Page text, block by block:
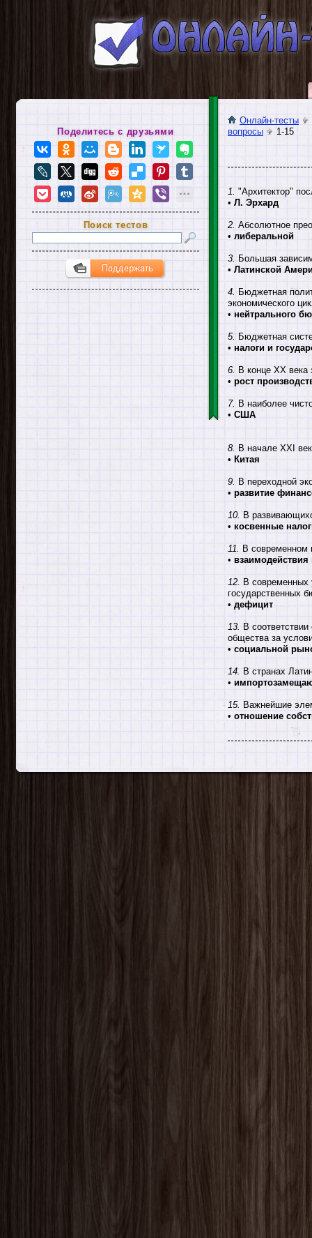
Онлайн-тесты
вопросы
1-15
1. "Архитектор"
• Л. Эрхард
2. Абсолютное
• либеральной
3. Большая
• Латинской
4. Бюджетная
экономического
• нейтрального
5. Бюджетная
• налоги и
6. В конце ХХ века
• рост
7. В наиболее
• США
8. В начале XXI
• Китая
9. В переходной
• развитие
10. В
• косвенные
11.
В современном
• взаимодействия
12. В современных
государственных
• дефицит
13. В
общества за
• социальной
14. В странах
•
15. Важнейшие
• отношение
Поделитесь с друзьями
Поиск тестов